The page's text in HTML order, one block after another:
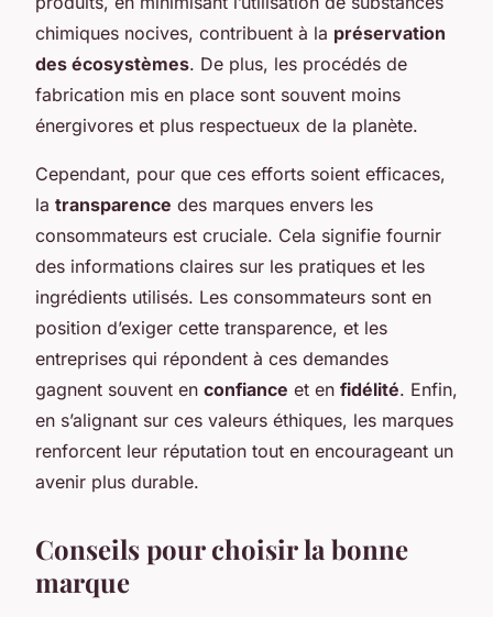
chimiques nocives, contribuent à la préservation
des écosystèmes. De plus, les procédés de
fabrication mis en place sont souvent moins
énergivores et plus respectueux de la planète.
Cependant, pour que ces efforts soient efficaces,
la transparence des marques envers les
consommateurs est cruciale. Cela signifie fournir
des informations claires sur les pratiques et les
ingrédients utilisés. Les consommateurs sont en
position d’exiger cette transparence, et les
entreprises qui répondent à ces demandes
gagnent souvent en confiance et en fidélité. Enfin,
en s’alignant sur ces valeurs éthiques, les marques
renforcent leur réputation tout en encourageant un
avenir plus durable.
Conseils pour choisir la bonne
marque